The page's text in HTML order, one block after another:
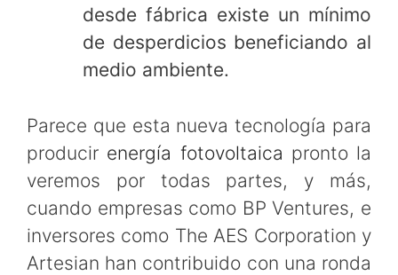
desde fábrica existe un mínimo
de desperdicios beneficiando al
medio ambiente.
Parece que esta nueva tecnología para
producir energía fotovoltaica pronto la
veremos por todas partes, y más,
cuando empresas como BP Ventures, e
inversores como The AES Corporation y
Artesian han contribuido con una ronda